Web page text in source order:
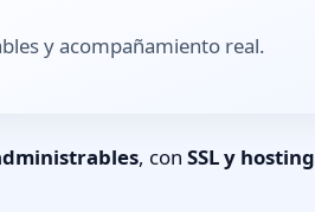
y acompañamiento real.
, con SSL y hosting